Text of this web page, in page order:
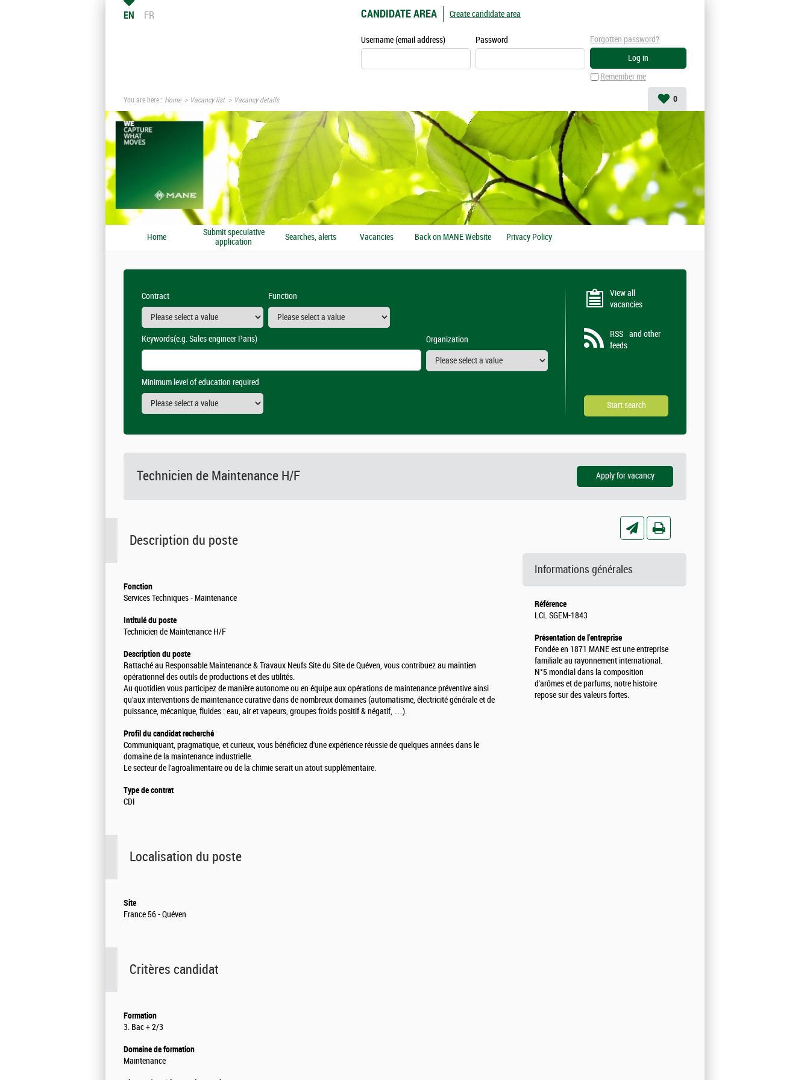
EN FR CANDIDATE AREA
Username (email address) Password
Remember me
Forgotten password?
Create candidate area
You are here : Home Vacancy list Vacancy details 0
Home
Submit speculative
application
Searches, alerts Vacancies Back on MANE Website Privacy Policy
Contract Function
Keywords(e.g. Sales engineer Paris) Organization
Minimum level of education required
View all
vacancies
RSS and other
feeds
Technicien de Maintenance H/F
Description du poste
Fonction
Services Techniques - Maintenance
Intitulé du poste
Technicien de Maintenance H/F
Description du poste
Rattaché au Responsable Maintenance & Travaux Neufs Site du Site de Quéven, vous contribuez au maintien
opérationnel des outils de productions et des utilités.
Au quotidien vous participez de manière autonome ou en équipe aux opérations de maintenance préventive ainsi
qu'aux interventions de maintenance curative dans de nombreux domaines (automatisme, électricité générale et de
puissance, mécanique, fluides : eau, air et vapeurs, groupes froids positif & négatif, …).
Profil du candidat recherché
Communiquant, pragmatique, et curieux, vous bénéficiez d'une expérience réussie de quelques années dans le
domaine de la maintenance industrielle.
Le secteur de l'agroalimentaire ou de la chimie serait un atout supplémentaire.
Type de contrat
CDI
Localisation du poste
Site
France 56 - Quéven
Critères candidat
Formation
3. Bac + 2/3
Domaine de formation
Maintenance
Informations générales
Référence
LCL SGEM-1843
Présentation de l'entreprise
Fondée en 1871 MANE est une entreprise
familiale au rayonnement international.
N°5 mondial dans la composition
d'arômes et de parfums, notre histoire
repose sur des valeurs fortes.